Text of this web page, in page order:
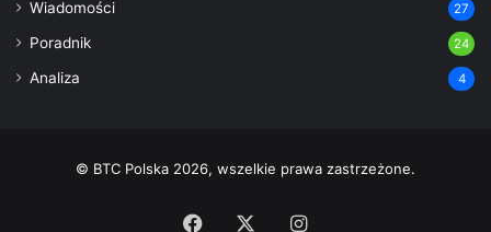
Wiadomości 27
Poradnik 24
Analiza 4
© BTC Polska 2026, wszelkie prawa zastrzeżone.
Facebook Instagram